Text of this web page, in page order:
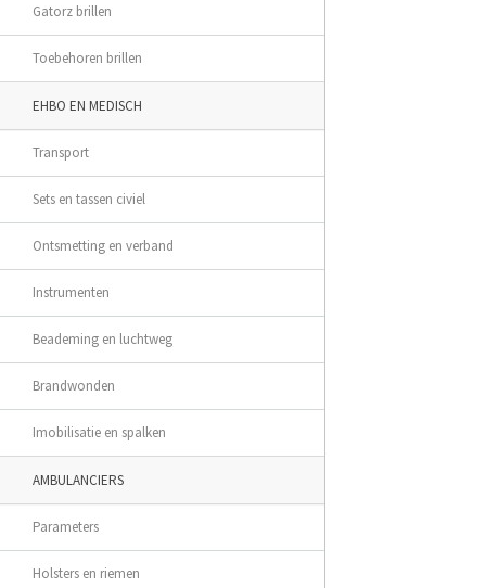
Gatorz brillen
Toebehoren brillen
EHBO EN MEDISCH
Transport
Sets en tassen civiel
Ontsmetting en verband
Instrumenten
Beademing en luchtweg
Brandwonden
Imobilisatie en spalken
AMBULANCIERS
Parameters
Holsters en riemen